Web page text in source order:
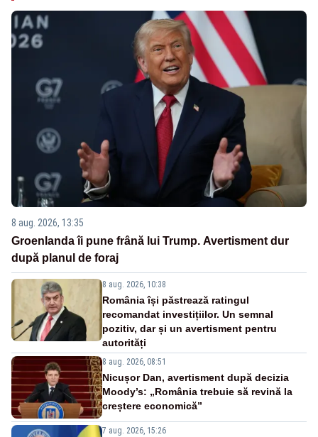
8 aug. 2026, 13:35
Groenlanda îi pune frână lui Trump. Avertisment dur
după planul de foraj
8 aug. 2026, 10:38
România își păstrează ratingul
recomandat investițiilor. Un semnal
pozitiv, dar și un avertisment pentru
autorități
8 aug. 2026, 08:51
Nicușor Dan, avertisment după decizia
Moody’s: „România trebuie să revină la
creștere economică”
7 aug. 2026, 15:26